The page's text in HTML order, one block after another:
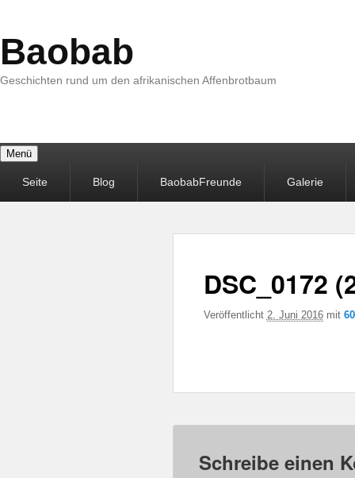
Baobab
Geschichten rund um den afrikanischen Affenbrotbaum
Menü
MenüSeite Blog BaobabFreunde Galerie
DSC_0172
Veröffentlicht 2. Juni 2016mit
Schreibe einen